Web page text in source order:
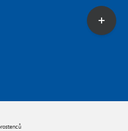
Toggle
Sliding
Bar